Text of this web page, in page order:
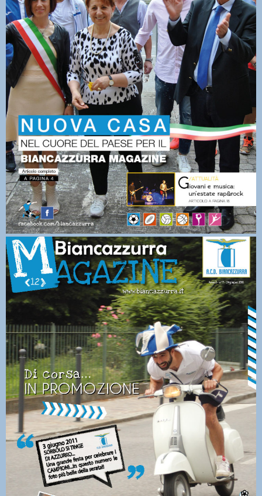
Magazine09_2016-2017
Magazine11_2010-2011